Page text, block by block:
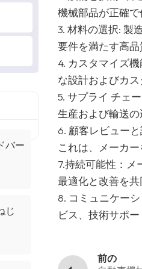
バー
じ
機械部品が正確で
3. 材料の選択: 製
要件を満たす高品
4. カスタマイズ
な設計およびカ
5. サプライ チェ
生産および輸送の
6. 顧客レビュー
これは、メーカー
7.持続可能性：
最適化と改善を共
8. コミュニケー
ビス、技術サポ
前の